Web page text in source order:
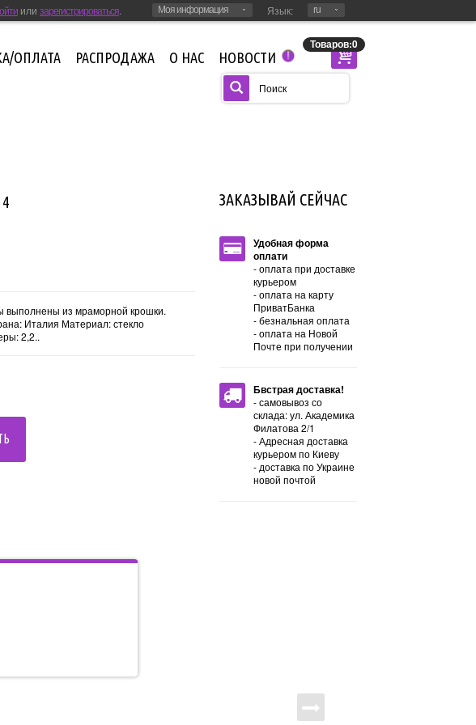
или зарегистрироваться Моя информация Язык: ru
ОПЛАТА РАСПРОДАЖА О НАС НОВОСТИ !
Товаров:0
ЗАКАЗЫВАЙ СЕЙЧАС
Удобная форма
оплати
- оплата при доставке
курьером
- оплата на карту
ПриватБанка
- безнальная оплата
- оплата на Новой
Почте при получении
Бвстрая доставка!
- самовывоз со
склада: ул. Академика
Филатова 2/1
- Адресная доставка
курьером по Киеву
- доставка по Украине
новой почтой
выполнены из мраморной крошки.
Италия Материал: стекло
2,2..